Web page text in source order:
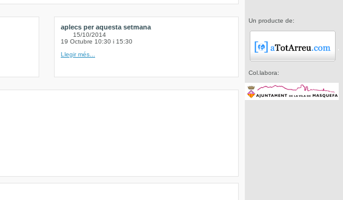
aplecs per aquesta setmana
15/10/2014
19 Octubre 10:30 i 15:30
Llegir més...
Un producte de:
Col.labora: